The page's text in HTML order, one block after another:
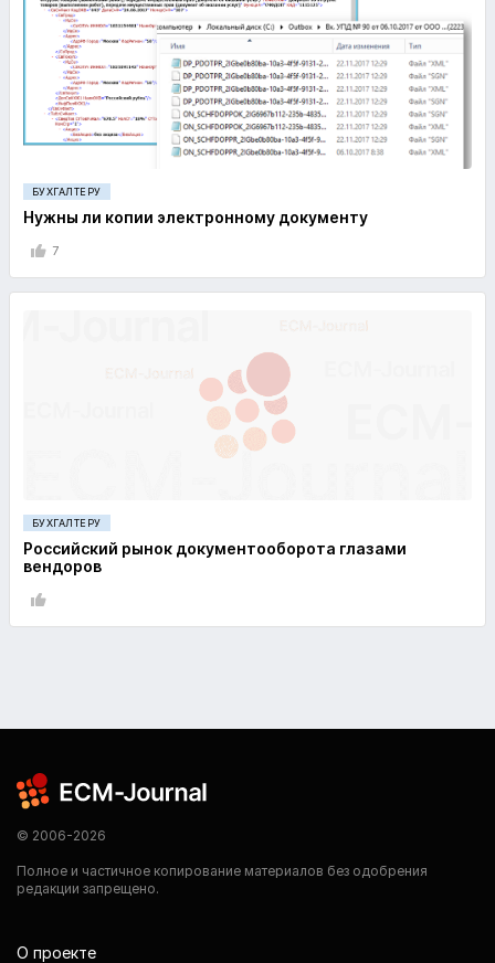
БУХГАЛТЕРУ
Нужны ли копии электронному документу
7
БУХГАЛТЕРУ
Российский рынок документооборота глазами
вендоров
© 2006-2026
Полное и частичное копирование материалов без одобрения
редакции запрещено.
О проекте